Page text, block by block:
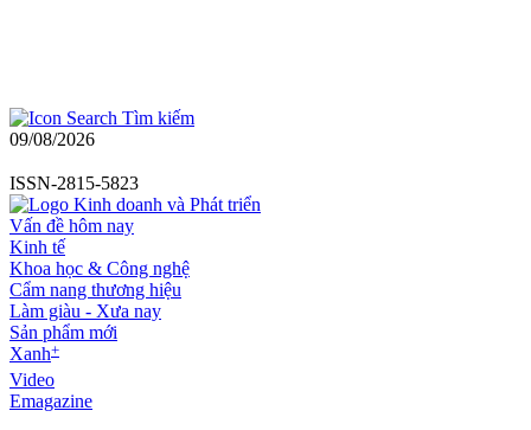
Tìm kiếm
09/08/2026
ISSN-2815-5823
Vấn đề hôm nay
Kinh tế
Khoa học & Công nghệ
Cẩm nang thương hiệu
Làm giàu - Xưa nay
Sản phẩm mới
Xanh+
Video
Emagazine